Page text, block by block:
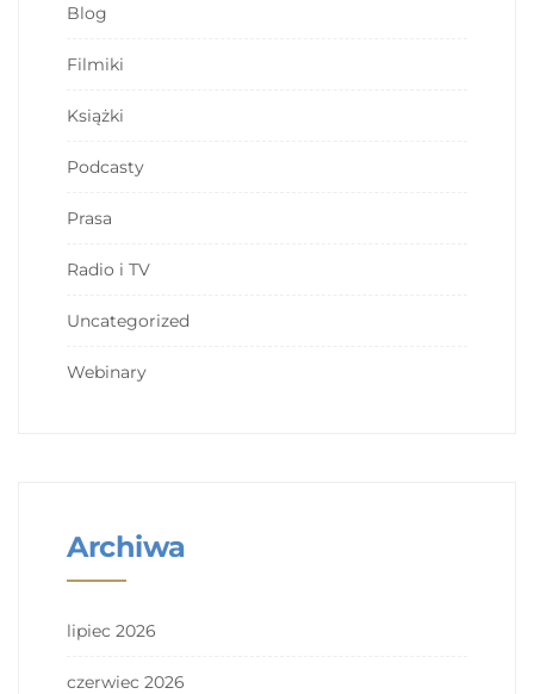
Blog
Filmiki
Książki
Podcasty
Prasa
Radio i TV
Uncategorized
Webinary
Archiwa
lipiec 2026
czerwiec 2026